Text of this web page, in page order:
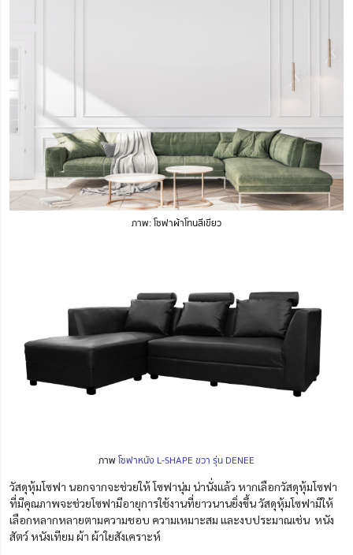
ภาพ: โซฟาผ้าโทนสีเขียว
ภาพ โซฟาหนัง L-SHAPE ขวา รุ่น DENEE
วัสดุหุ้มโซฟา นอกจากจะช่วยให้ โซฟานุ่ม น่านั่งแล้ว หากเลือกวัสดุหุ้มโซฟา
ที่มีคุณภาพจะช่วยโซฟามีอายุการใช้งานที่ยาวนานยิ่งขึ้น วัสดุหุ้มโซฟามีให้
เลือกหลากหลายตามความชอบ ความเหมาะสม และงบประมาณเช่น หนัง
สัตว์ หนังเทียม ผ้า ผ้าใยสังเคราะห์